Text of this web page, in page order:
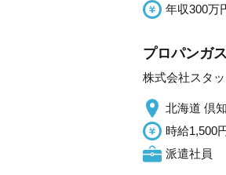
年収300万
プロパンガ
株式会社スタ
北海道 倶
時給1,500
派遣社員